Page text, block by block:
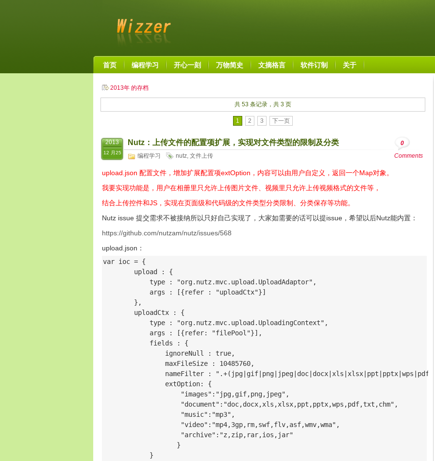
首页 编程学习 开心一刻 万物简史 文摘格言 软件订制 关于
2013年 的存档
共 53 条记录，共 3 页
1 2 3 下一页
2013
12 月25
Nutz：上传文件的配置项扩展，实现对文件类型的限制及分类
编程学习 nutz, 文件上传
0
Comments
upload.json 配置文件，增加扩展配置项extOption，内容可以由用户自定义，返回一个Map对象。
我要实现功能是，用户在相册里只允许上传图片文件、视频里只允许上传视频格式的文件等，
结合上传控件和JS，实现在页面级和代码级的文件类型分类限制、分类保存等功能。
Nutz issue 提交需求不被接纳所以只好自己实现了，大家如需要的话可以提issue，希望以后Nutz能内置：
https://github.com/nutzam/nutz/issues/568
upload.json：
var ioc = {
        upload : {
            type : "org.nutz.mvc.upload.UploadAdaptor",
            args : [{refer : "uploadCtx"}]
        },
        uploadCtx : {
            type : "org.nutz.mvc.upload.UploadingContext",
            args : [{refer: "filePool"}],
            fields : {
                ignoreNull : true,
                maxFileSize : 10485760,
nameFilter :
                extOption: {
                    "images":"jpg,gif,png,jpeg",
                    "document":"doc,docx,xls,xlsx,ppt,pptx,wps,pdf,txt,chm",
                    "music":"mp3",
                    "video":"mp4,3gp,rm,swf,flv,asf,wmv,wma",
                    "archive":"z,zip,rar,ios,jar"
                   }
            }